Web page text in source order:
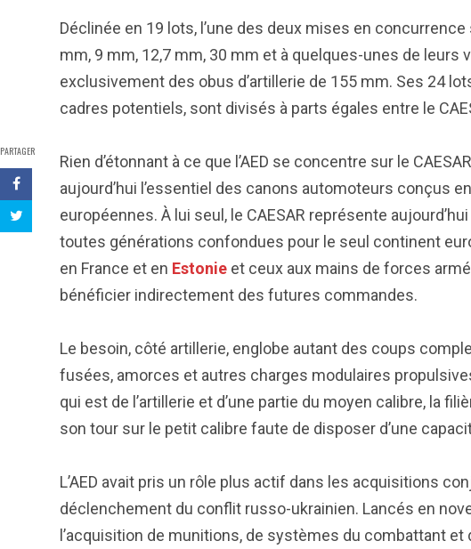
PARTAGER
Déclinée en 19 lots, l’une des deux mises en concurrence
mm, 9 mm, 12,7 mm, 30 mm et à quelques-unes de leurs
exclusivement des obus d’artillerie de 155 mm. Ses 24
cadres potentiels, sont divisés à parts égales entre le
Rien d’étonnant à ce que l’AED se concentre sur le
aujourd’hui l’essentiel des canons automoteurs conçus
européennes. À lui seul, le CAESAR représente
toutes générations confondues pour le seul continent
en France et en Estonie et ceux aux mains de forces
bénéficier indirectement des futures commandes.
Le besoin, côté artillerie, englobe autant des coups
fusées, amorces et autres charges modulaires
qui est de l’artillerie et d’une partie du moyen calibre, la
son tour sur le petit calibre faute de disposer d’une
L’AED avait pris un rôle plus actif dans les acquisitions
déclenchement du conflit russo-ukrainien. Lancés en
l’acquisition de munitions, de systèmes du combattant et